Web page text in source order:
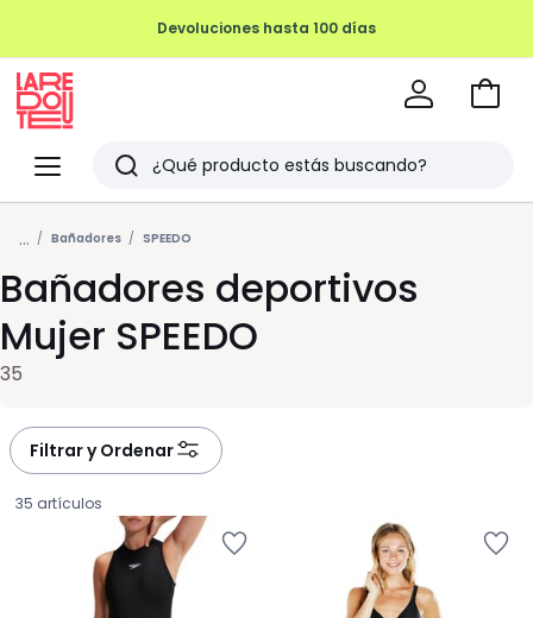
Devoluciones hasta 100 días
Menu
Redoute
Buscar
Últimos
artículos
vistos
Ir
... Bañadores SPEEDO
Bañadores deportivos
Mujer SPEEDO
35
Filtrar y Ordenar
35 artículos